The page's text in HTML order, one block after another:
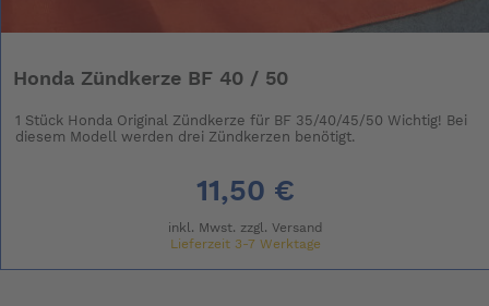
Honda Zündkerze BF 40 / 50
1 Stück Honda Original Zündkerze für BF 35/40/45/50 Wichtig! Bei
diesem Modell werden drei Zündkerzen benötigt.
11,50 €
inkl. Mwst. zzgl. Versand
Lieferzeit 3-7 Werktage